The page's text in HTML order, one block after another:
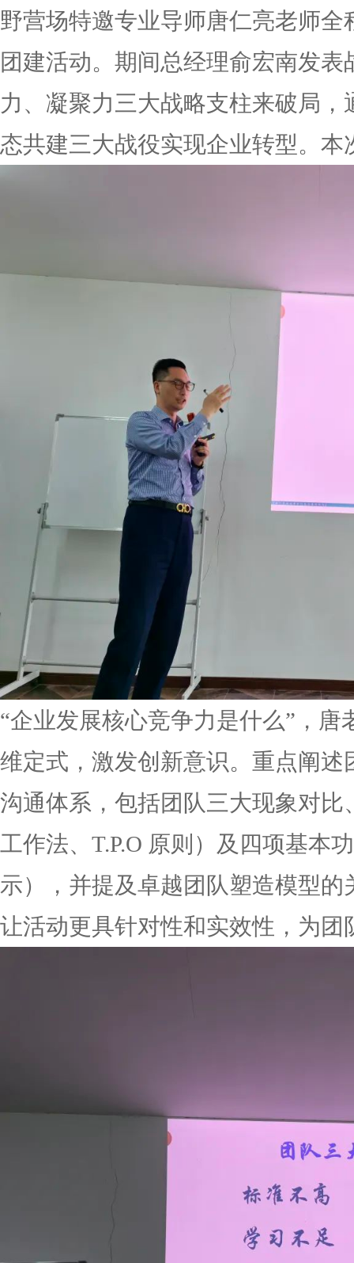
野营场特邀专业导师唐仁亮老师
团建活动。期间总经理俞宏南发
力、凝聚力三大战略支柱来破局
态共建三大战役实现企业转型。
“企业发展核心竞争力是什么”，
维定式，激发创新意识。重点阐
沟通体系，包括团队三大现象对比
工作法、T.P.O 原则）及四项基本
示），并提及卓越团队塑造模型
让活动更具针对性和实效性，为团